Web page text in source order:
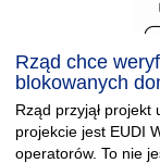
Rząd chce
blokowanych
Rząd przyjął
projekcie jest EUDI
operatorów. To nie